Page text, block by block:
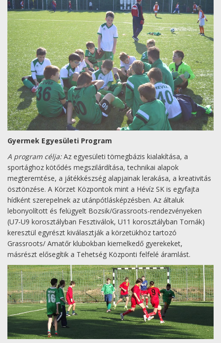
Gyermek Egyesületi Program
A program célja:Az egyesületi tömegbázis kialakítása, a
sportághoz kötődés megszilárdítása, technikai alapok
megteremtése, a játékkészség alapjainak lerakása, a kreativitás
ösztönzése. A Körzet Központok mint a Hévíz SK is egyfajta
hídként szerepelnek az utánpótlásképzésben. Az általuk
lebonyolított és felügyelt Bozsik/Grassroots-rendezvényeken
(U7-U9 korosztályban Fesztiválok, U11 korosztályban Tornák)
keresztül egyrészt kiválasztják a körzetükhöz tartozó
Grassroots/ Amatőr klubokban kiemelkedő gyerekeket,
másrészt elősegítik a Tehetség Központi felfelé áramlást.